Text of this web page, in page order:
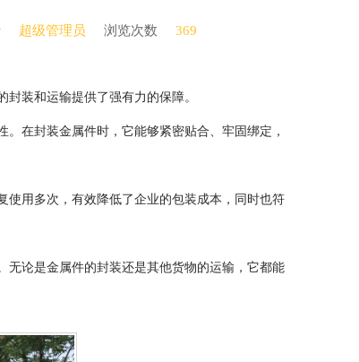
超级管理员 浏览次数 369
装和运输提供了强有力的保障。
在封装金属件时，它能够紧密贴合、牢固绑定，
使用多次，有效降低了企业的包装成本，同时也符
无论是金属件的封装还是其他货物的运输，它都能